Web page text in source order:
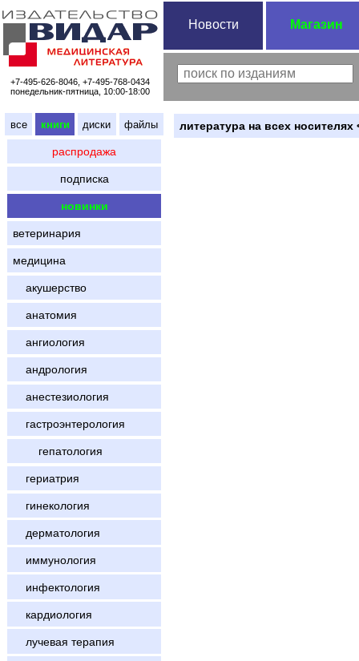
+7-495-626-8046, +7-495-768-0434
понедельник-пятница, 10:00-18:00
Новости Магазин
все книги диски файлы
распродажа
подписка
новинки
ветеринария
медицина
акушерство
анатомия
ангиология
андрология
анестезиология
гастроэнтерология
гепатология
гериатрия
гинекология
дерматология
иммунология
инфектология
кардиология
лучевая терапия
литература на всех носителях